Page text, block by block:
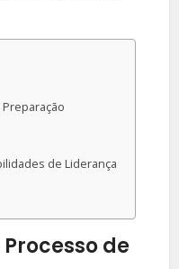
de Liderança
de